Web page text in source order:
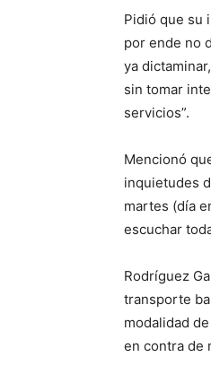
Pidió que su
por ende no
ya
sin tomar
servicios”.
Mencionó
inquietudes
martes (día
escuchar
Rodríguez
transporte
modalidad
en contra de